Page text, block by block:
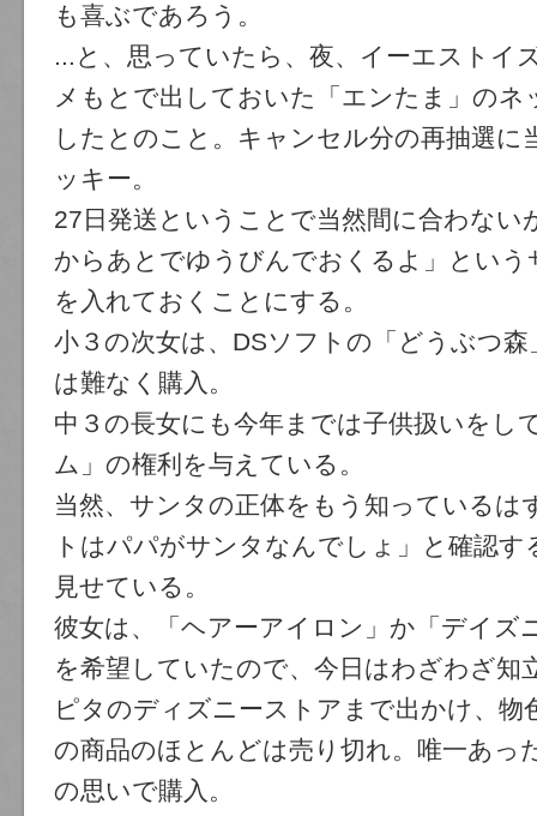
も喜ぶであろう。
...と、思っていたら、夜、イーエストイ
メもとで出しておいた「エンたま」のネ
したとのこと。キャンセル分の再抽選に
ッキー。
27日発送ということで当然間に合わない
からあとでゆうびんでおくるよ」という
を入れておくことにする。
小３の次女は、DSソフトの「どうぶつ森
は難なく購入。
中３の長女にも今年までは子供扱いをし
ム」の権利を与えている。
当然、サンタの正体をもう知っているは
トはパパがサンタなんでしょ」と確認す
見せている。
彼女は、「ヘアーアイロン」か「デイズ
を希望していたので、今日はわざわざ知
ピタのディズニーストアまで出かけ、物
の商品のほとんどは売り切れ。唯一あっ
の思いで購入。